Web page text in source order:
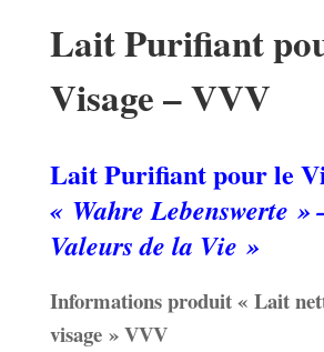
Lait Purifiant
Visage – VVV
Lait Purifiant pour le
« Wahre Lebenswerte »
Valeurs de la Vie »
Informations produit « Lait
visage » VVV